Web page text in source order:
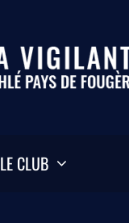
LE CLUB